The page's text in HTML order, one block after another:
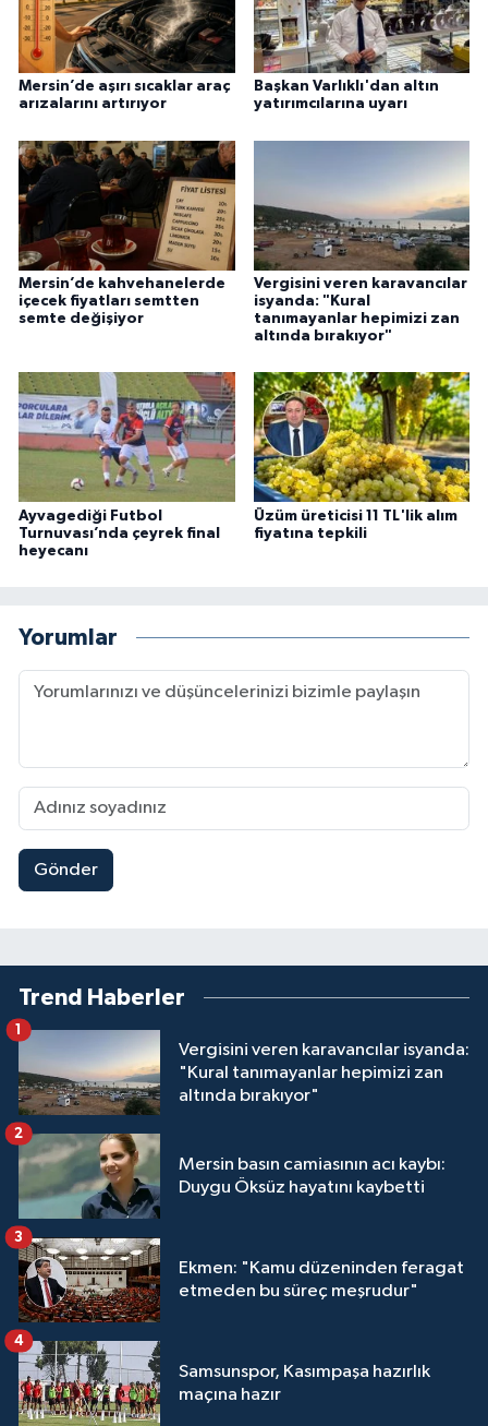
Mersin’de aşırı sıcaklar araç
arızalarını artırıyor
Başkan Varlıklı'dan altın
yatırımcılarına uyarı
Mersin’de kahvehanelerde
içecek fiyatları semtten
semte değişiyor
Vergisini veren karavancılar
isyanda: "Kural
tanımayanlar hepimizi zan
altında bırakıyor"
Ayvagediği Futbol
Turnuvası’nda çeyrek final
heyecanı
Üzüm üreticisi 11 TL'lik alım
fiyatına tepkili
Yorumlar
Gönder
Trend Haberler
Vergisini veren karavancılar isyanda:
"Kural tanımayanlar hepimizi zan
altında bırakıyor"
1
Mersin basın camiasının acı kaybı:
Duygu Öksüz hayatını kaybetti
2
Ekmen: "Kamu düzeninden feragat
etmeden bu süreç meşrudur"
3
Samsunspor, Kasımpaşa hazırlık
maçına hazır
4